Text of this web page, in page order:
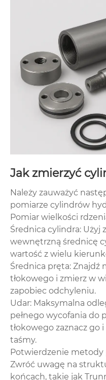
Jak zmierzyć
Należy zauważyć
pomiarze cylindrów
Pomiar wielkości
Średnica cylindra: Użyj
wewnętrzną średnicę
wartość z wielu
Średnica pręta: Znajdź
tłokowego i zmierz w
zapobiec odchyleniu.
Udar: Maksymalna
pełnego wycofania do
tłokowego zaznacz go
taśmy.
Potwierdzenie metody
Zwróć uwagę na
końcach, takie jak